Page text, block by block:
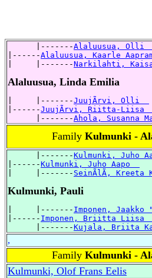
      |-------
Alaluusua, Olli
|------Alaluusua, Kaarle
|     |-------Narkilahti,
Alaluusua, Linda Emilia
|     |-------JuujÃrvi, Olli
|------JuujÃrvi, Riitta-Liisa
      |-------
Ahola, Susanna
Family Kulmunki -
      |-------
Kulmunki, Juho
|------Kulmunki, Juho Aapo
|     |------- SeinÃlÃ, Kreeta
Kulmunki, Pauli
|     |------- Imponen,
|------ Imponen, Briitta Liisa
      |-------
Kujala, Briita
,
Family Kulmunki -
Kulmunki, Olof Frans Eelis